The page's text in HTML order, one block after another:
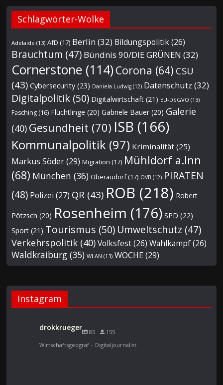
Schlagwörter-Wolke
Adelaide (13) AfD (17) Berlin (32) Bildungspolitik(26)
Brauchtum (47) Bündnis 90/DIE GRÜNEN (32)
Cornerstone (114) Corona (64) CSU
(43) Cybersecurity(23) Daniela Ludwig (12) Datenschutz (32)
Digitalpolitik (50) Digitalwirtschaft (21) EU-DSGVO (13)
Fasching (16) Flüchtlinge (20) Gabriele Bauer (20) Galerie
(40) Gesundheit (70) ISB (166)
Kommunalpolitik (97) Kriminalität (25)
Markus Söder(29) Migration (17) Mühldorf a.Inn
(68) München (36) Oberaudorf(17) OVB (12) PIRATEN
(48) Polizei (27) QR (43) ROB (218) Robert
Pötzsch (20) Rosenheim (176) SPD (22)
Sport (21) Tourismus (50) Umweltschutz (47)
Verkehrspolitik (40) Volksfest(26) Wahlkampf(26)
Waldkraiburg (35) WLAN (13) WOCHE(29)
Instagram
drokkrueger 85
155
Wirtschaftsgeograf – Digitaljournalist